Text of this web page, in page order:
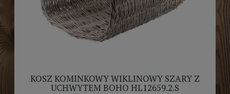
KOSZ KOMINKOWY WIKLINOWY SZARY Z
UCHWYTEM BOHO HL12659.2.S